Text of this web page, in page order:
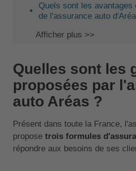
Quels sont les avantages
de l'assurance auto
Afficher plus >>
Quelles sont les
proposées par
auto Aréas ?
Présent dans toute la France,
propose trois formules
répondre aux besoins de ses